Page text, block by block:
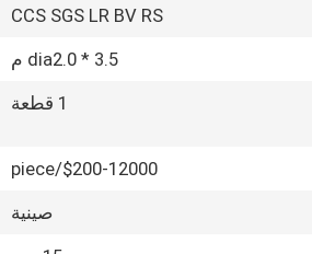
CCS SGS LR BV RS
dia2.0 * 3.5 م
1 قطعة
$200-12000/piece
صينية